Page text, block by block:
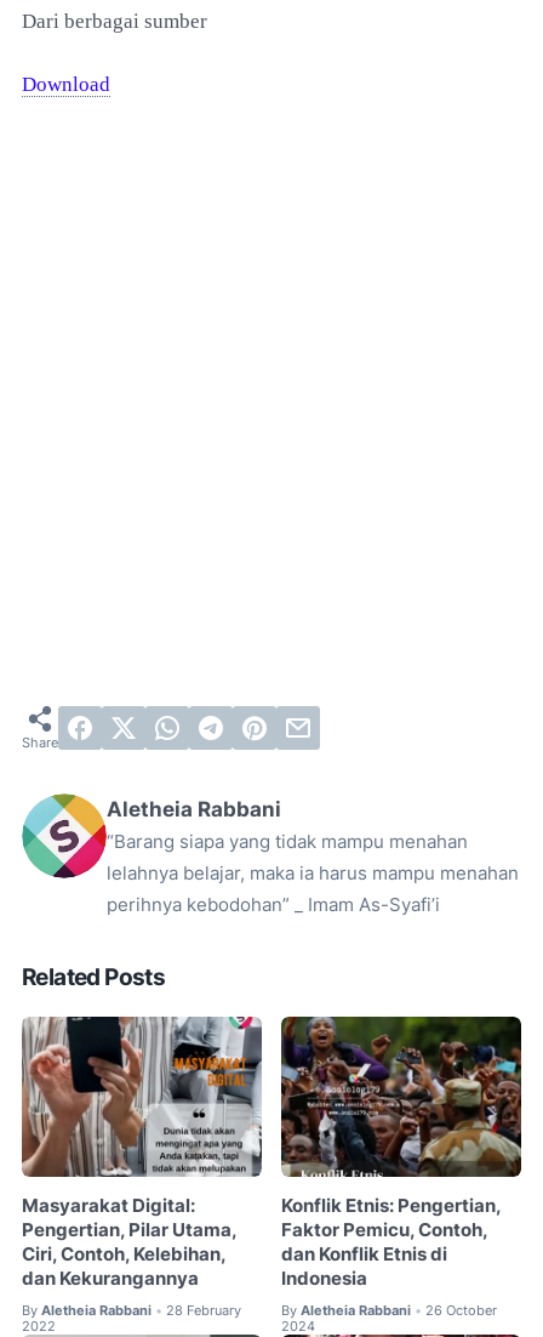
Dari berbagai sumber
Download
Aletheia Rabbani
“Barang siapa yang tidak mampu menahan
lelahnya belajar, maka ia harus mampu menahan
perihnya kebodohan” _ Imam As-Syafi’i
Related Posts
Masyarakat Digital:
Pengertian, Pilar Utama,
Ciri, Contoh, Kelebihan,
dan Kekurangannya
By Aletheia Rabbani • 28 February
2022
Konflik Etnis: Pengertian,
Faktor Pemicu, Contoh,
dan Konflik Etnis di
Indonesia
By Aletheia Rabbani • 26 October
2024